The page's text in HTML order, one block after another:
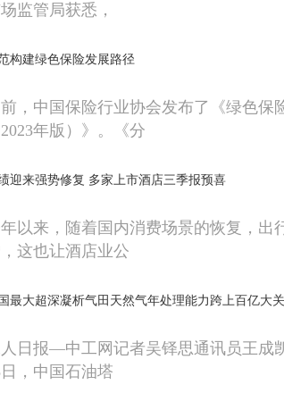
监管局获悉，
构建绿色保险发展路径
前，中国保险行业协会发布了《绿色保
2023年版）》。《分
迎来强势修复 多家上市酒店三季报预喜
以来，随着国内消费场景的恢复，出
这也让酒店业公
最大超深凝析气田天然气年处理能力跨上百亿大关
日报—中工网记者吴铎思通讯员王成
日，中国石油塔